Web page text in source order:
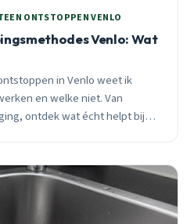
ONTSTOPPEN VENLO
Venlo: Wat
in Venlo weet ik
en welke niet. Van
ontdek wat écht helpt bij